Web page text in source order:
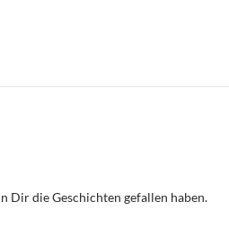
Dir die Geschichten gefallen haben.